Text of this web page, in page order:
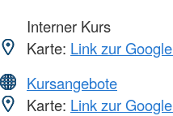
Interner Kurs
Karte: Link zur
Kursangebote
Karte: Link zur